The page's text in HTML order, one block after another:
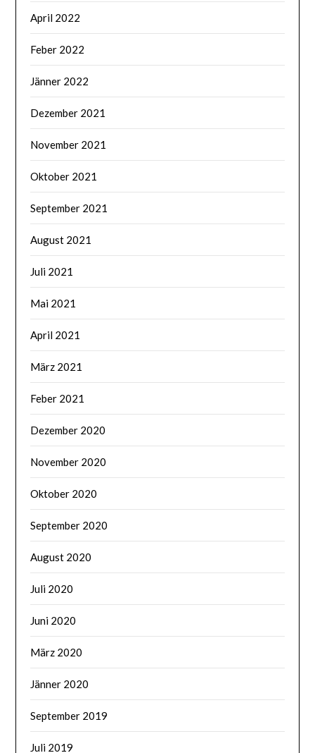
April 2022
Feber 2022
Jänner 2022
Dezember 2021
November 2021
Oktober 2021
September 2021
August 2021
Juli 2021
Mai 2021
April 2021
März 2021
Feber 2021
Dezember 2020
November 2020
Oktober 2020
September 2020
August 2020
Juli 2020
Juni 2020
März 2020
Jänner 2020
September 2019
Juli 2019